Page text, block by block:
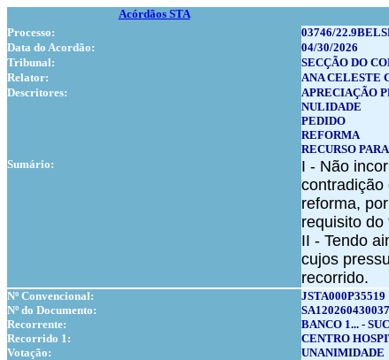
Acórdãos STA
Processo:
03746/
Data do Acordão:
04/30/2026
Tribunal:
SECÇÃO DO
Relator:
ANA CELESTE
Descritores:
APRECIAÇÃO
NULIDADE
PEDIDO
REFORMA
RECURSO
Sumário:
I - Não
contradição
reforma,
requisito do
II - Tendo
cujos
recorrido.
Nº Convencional:
JSTA000P35519
Nº do Documento:
Recorrente:
BANCO 1... -
Recorrido 1:
CENTRO
Votação:
UNANIMIDADE